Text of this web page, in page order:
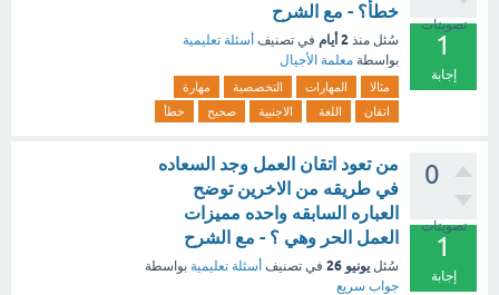
تصويتات
1
إجابة
خطأ؟ - مع الشرح
سُئل منذ 2 أيام في تصنيف أسئلة تعليمية
بواسطة معلمة الأجيال
مثالا المهارات التخصصية
مهارة
اتقان
اللغة الاجنبية صحيح خطأ
0
تصويتات
1
إجابة
من تعود اتقان العمل وجد السعاده
في طريقه من الاخرين توضح
العباره السابقه واحده مميزات
العمل الحر وهي ؟ - مع الشرح
سُئل يونيو 26 في تصنيف أسئلة تعليمية بواسطة
جواب سريع